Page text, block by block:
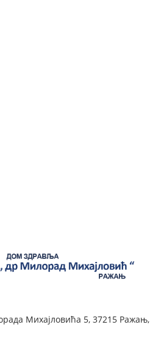
Михајловића 5, 37215 Ражањ,